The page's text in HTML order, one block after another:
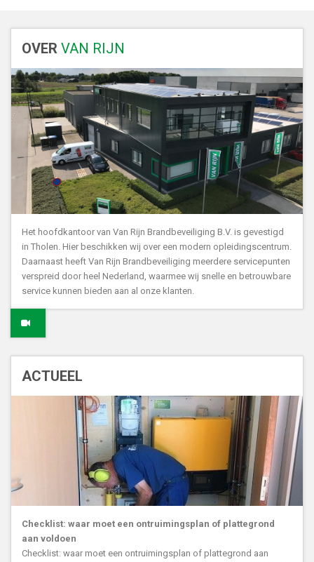
OVER VAN RIJN
Het hoofdkantoor van Van Rijn Brandbeveiliging B.V. is gevestigd
in Tholen. Hier beschikken wij over een modern opleidingscentrum.
Daarnaast heeft Van Rijn Brandbeveiliging meerdere servicepunten
verspreid door heel Nederland, waarmee wij snelle en betrouwbare
service kunnen bieden aan al onze klanten.
ACTUEEL
Checklist: waar moet een ontruimingsplan of plattegrond
aan voldoen
Checklist: waar moet een ontruimingsplan of plattegrond aan